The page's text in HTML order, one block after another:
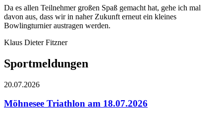
Da es allen Teilnehmer großen Spaß gemacht hat, gehe ich mal
davon aus, dass wir in naher Zukunft erneut ein kleines
Bowlingturnier austragen werden.
Klaus Dieter Fitzner
Sportmeldungen
20.07.2026
Möhnesee Triathlon am 18.07.2026